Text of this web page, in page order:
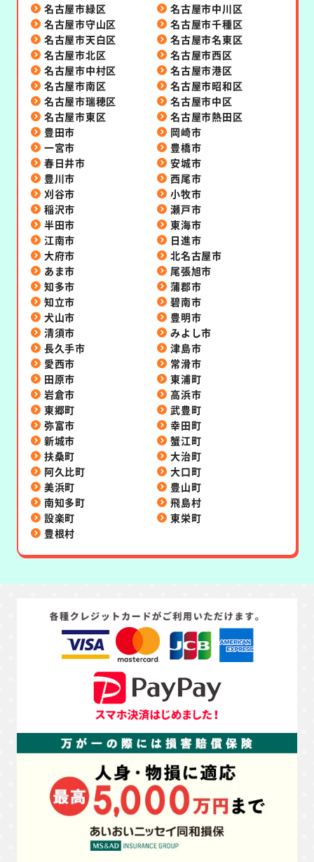
名古屋市緑区
名古屋市中川区
名古屋市守山区
名古屋市千種区
名古屋市天白区
名古屋市名東区
名古屋市北区
名古屋市西区
名古屋市中村区
名古屋市港区
名古屋市南区
名古屋市昭和区
名古屋市瑞穂区
名古屋市中区
名古屋市東区
名古屋市熱田区
豊田市
岡崎市
一宮市
豊橋市
春日井市
安城市
豊川市
西尾市
刈谷市
小牧市
稲沢市
瀬戸市
半田市
東海市
江南市
日進市
大府市
北名古屋市
あま市
尾張旭市
知多市
蒲郡市
知立市
碧南市
犬山市
豊明市
清須市
みよし市
長久手市
津島市
愛西市
常滑市
田原市
東浦町
岩倉市
高浜市
東郷町
武豊町
弥富市
幸田町
新城市
蟹江町
扶桑町
大治町
阿久比町
大口町
美浜町
豊山町
南知多町
飛島村
設楽町
東栄町
豊根村